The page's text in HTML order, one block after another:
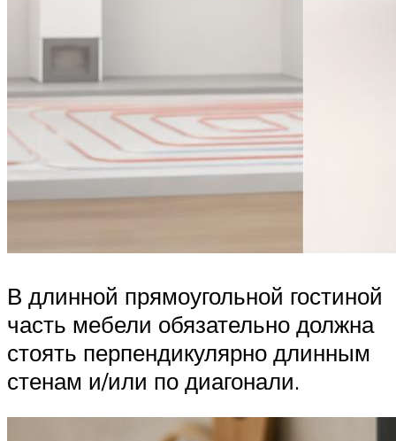
В длинной прямоугольной гостиной
часть мебели обязательно должна
стоять перпендикулярно длинным
стенам и/или по диагонали.